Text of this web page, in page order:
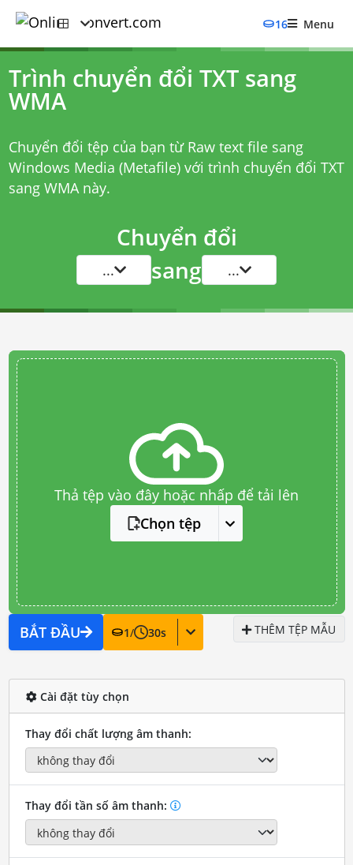
16 Menu
Trình chuyển đổi TXT sang
WMA
Chuyển đổi tệp của bạn từ Raw text file sang
Windows Media (Metafile) với trình chuyển đổi TXT
sang WMAnày.
Chuyển đổi
... sang ...
Thả tệp vào đây hoặc nhấp để tải lên
Chọn tệp
BẮT ĐẦU 1/ 30s THÊM TỆP MẪU
Cài đặt tùy chọn
Thay đổi chất lượng âm thanh:
Thay đổi tần số âm thanh: